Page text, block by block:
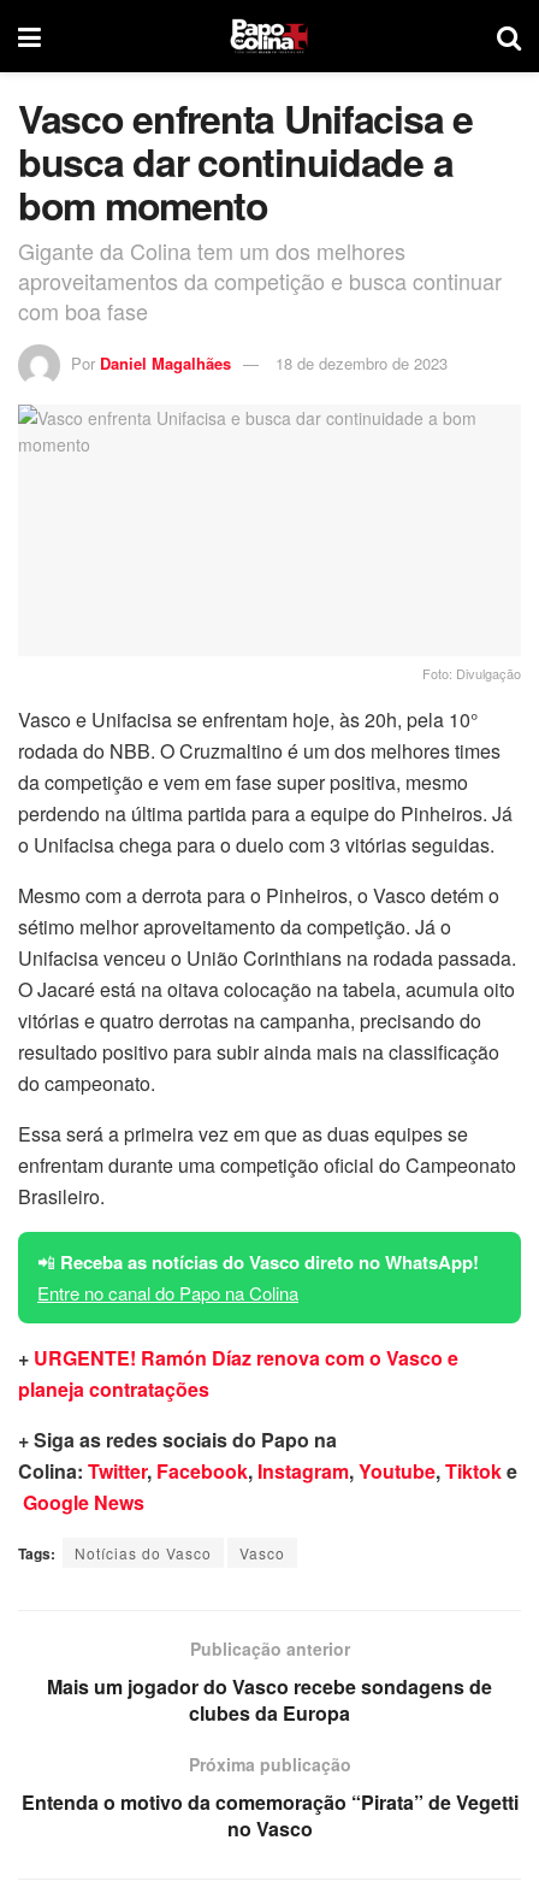
Vasco enfrenta Unifacisa e
busca dar continuidade a
bom momento
Gigante da Colina tem um dos melhores
aproveitamentos da competição e busca continuar
com boa fase
Por Daniel Magalhães 18 de dezembro de 2023
Foto: Divulgação
Vasco e Unifacisa se enfrentam hoje, às 20h, pela 10°
rodada do NBB. O Cruzmaltino é um dos melhores times
da competição e vem em fase super positiva, mesmo
perdendo na última partida para a equipe do Pinheiros. Já
o Unifacisa chega para o duelo com 3 vitórias seguidas.
Mesmo com a derrota para o Pinheiros, o Vasco detém o
sétimo melhor aproveitamento da competição. Já o
Unifacisa venceu o União Corinthians na rodada passada.
O Jacaré está na oitava colocação na tabela, acumula oito
vitórias e quatro derrotas na campanha, precisando do
resultado positivo para subir ainda mais na classificação
do campeonato.
Essa será a primeira vez em que as duas equipes se
enfrentam durante uma competição oficial do Campeonato
Brasileiro.
📲 Receba as notícias do Vasco direto no WhatsApp!
Entre no canal do Papo na Colina
+ URGENTE! Ramón Díaz renova com o Vasco e
planeja contratações
+ Siga as redes sociais do Papo na
Colina: Twitter, Facebook, Instagram,Youtube,Tiktoke
Google News
Tags: Notícias do Vasco Vasco
Publicação anterior
Mais um jogador do Vasco recebe sondagens de
clubes da Europa
Próxima publicação
Entenda o motivo da comemoração “Pirata” de Vegetti
no Vasco